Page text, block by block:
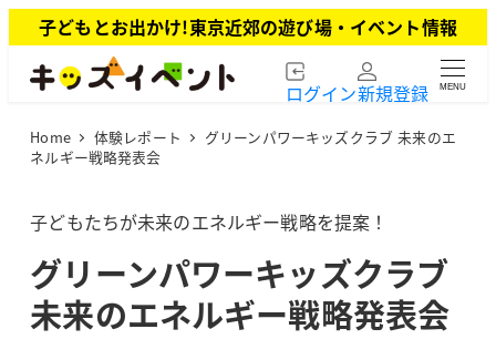
イ
子どもとお出かけ!東京近郊の遊び場・イベント情報
ログイン新規登録 MENU
Home 体験レポート
グリーンパワーキッズクラブ 未来のエ
ネルギー戦略発表会
子どもたちが未来のエネルギー戦略を提案！
グリーンパワーキッズクラブ
未来のエネルギー戦略発表会